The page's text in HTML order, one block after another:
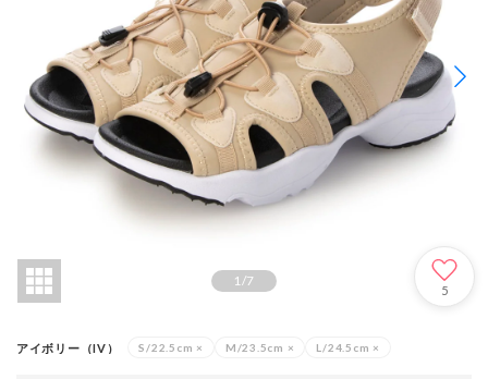
1/7
5
アイボリー（IV） S/22.5cm × M/23.5cm × L/24.5cm ×